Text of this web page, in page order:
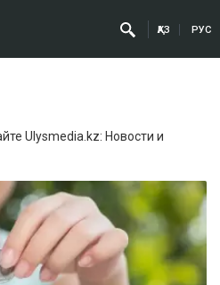
ҚАЗ РУС
Ulysmedia.kz: Новости и